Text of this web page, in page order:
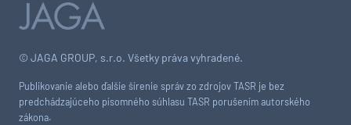
© JAGA GROUP, s.r.o. Všetky práva vyhradené.
Publikovanie alebo ďalšie šírenie správ zo zdrojov TASR je bez
predchádzajúceho písomného súhlasu TASR porušením autorského
zákona.